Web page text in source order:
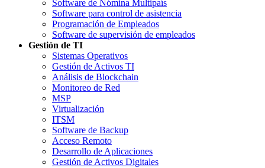
Software de Nómina Multipaís
Software para control de asistencia
Programación de Empleados
Software de supervisión de empleados
Gestión de TI
Sistemas Operativos
Gestión de Activos TI
Análisis de Blockchain
Monitoreo de Red
MSP
Virtualización
ITSM
Software de Backup
Acceso Remoto
Desarrollo de Aplicaciones
Gestión de Activos Digitales